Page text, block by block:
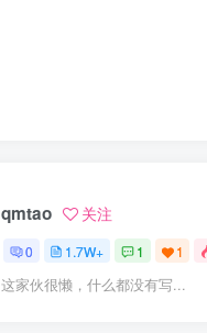
qmtao 关注
0 1.7W+ 1 1
这家伙很懒，什么都没有写...